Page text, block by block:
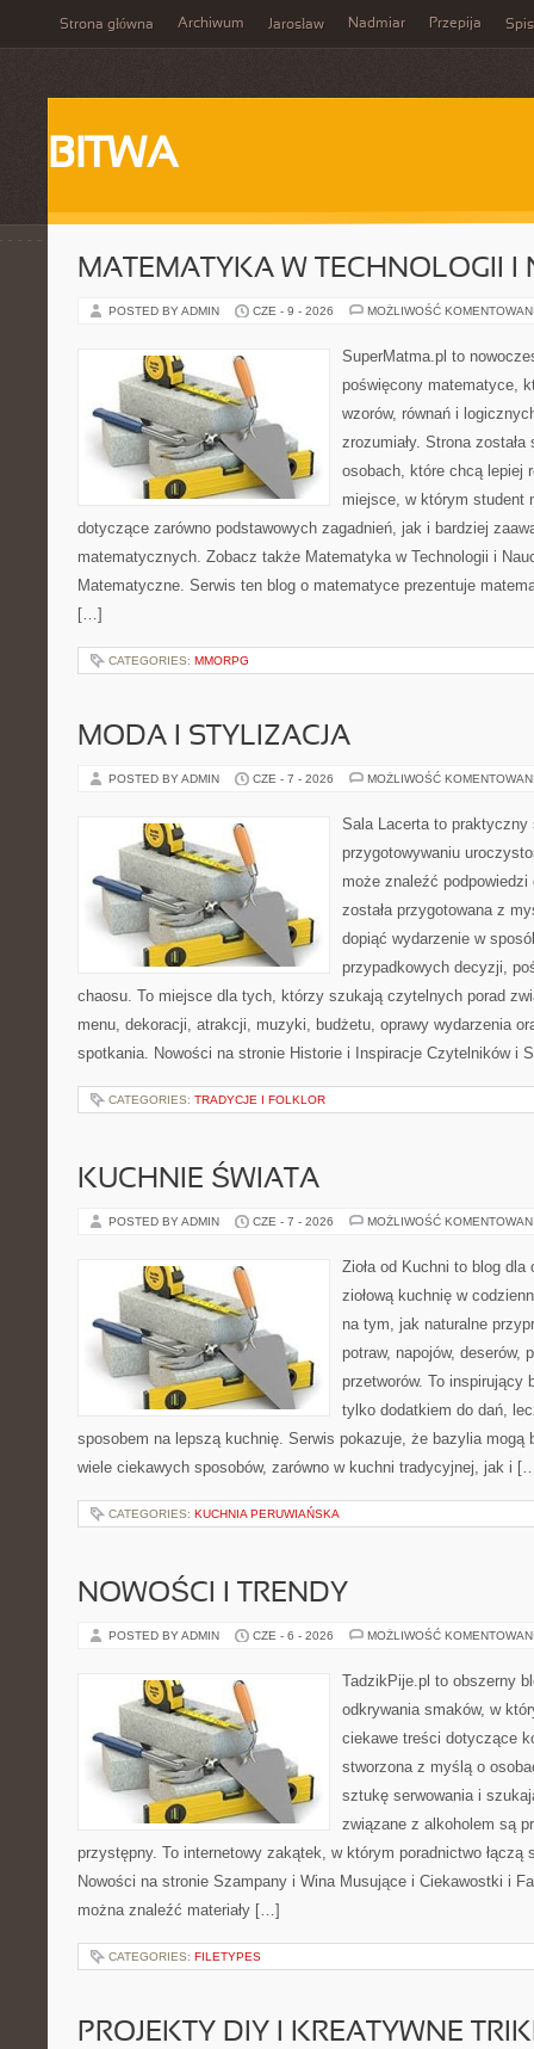
Strona główna Archiwum Jarosław Nadmiar Przepija
BITWA
MATEMATYKA W TECHNOLOGII I
POSTED BY ADMIN CZE - 9 - 2026 MOŻLIWOŚĆ
SuperMatma.pl to
poświęcony matematyce,
wzorów, równań i
zrozumiały. Strona
osobach, które chcą lepiej
miejsce, w którym student
dotyczące zarówno podstawowych zagadnień, jak i bardziej
matematycznych. Zobacz także Matematyka w Technologii i
Matematyczne. Serwis ten blog o matematyce prezentuje
[…]
CATEGORIES: MMORPG
MODA I STYLIZACJA
POSTED BY ADMIN CZE - 7 - 2026 MOŻLIWOŚĆ
Sala Lacerta to praktyczny
przygotowywaniu
może znaleźć
została przygotowana z
dopiąć wydarzenie w
przypadkowych decyzji,
chaosu. To miejsce dla tych, którzy szukają czytelnych porad
menu, dekoracji, atrakcji, muzyki, budżetu, oprawy wydarzenia
spotkania. Nowości na stronie Historie i Inspiracje Czytelników i
CATEGORIES: TRADYCJE I FOLKLOR
KUCHNIE ŚWIATA
POSTED BY ADMIN CZE - 7 - 2026 MOŻLIWOŚĆ
Zioła od Kuchni to blog dla
ziołową kuchnię w
na tym, jak naturalne
potraw, napojów, deserów,
przetworów. To inspirujący
tylko dodatkiem do dań,
sposobem na lepszą kuchnię. Serwis pokazuje, że bazylia mogą
wiele ciekawych sposobów, zarówno w kuchni tradycyjnej, jak i
CATEGORIES: KUCHNIA PERUWIAŃSKA
NOWOŚCI I TRENDY
POSTED BY ADMIN CZE - 6 - 2026 MOŻLIWOŚĆ
TadzikPije.pl to obszerny
odkrywania smaków, w
ciekawe treści dotyczące
stworzona z myślą o
sztukę serwowania i
związane z alkoholem są
przystępny. To internetowy zakątek, w którym poradnictwo łączą
Nowości na stronie Szampany i Wina Musujące i Ciekawostki i
można znaleźć materiały […]
CATEGORIES: FILETYPES
PROJEKTY DIY I KREATYWNE